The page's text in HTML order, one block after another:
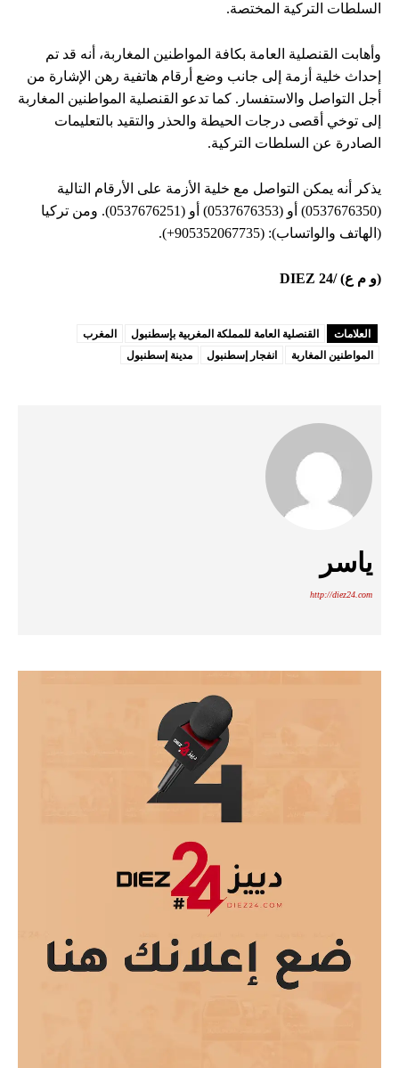
السلطات التركية المختصة.
وأهابت القنصلية العامة بكافة المواطنين المغاربة، أنه قد تم
إحداث خلية أزمة إلى جانب وضع أرقام هاتفية رهن الإشارة من
أجل التواصل والاستفسار. كما تدعو القنصلية المواطنين المغاربة
إلى توخي أقصى درجات الحيطة والحذر والتقيد بالتعليمات
الصادرة عن السلطات التركية.
يذكر أنه يمكن التواصل مع خلية الأزمة على الأرقام التالية
(0537676350) أو (0537676353) أو (0537676251). ومن تركيا
(الهاتف والواتساب): (905352067735+).
(و م ع) /DIEZ 24
العلامات القنصلية العامة للمملكة المغربية بإسطنبول
المغرب
المواطنين المغاربة
انفجار إسطنبول مدينة إسطنبول
ياسر
http://diez24.com